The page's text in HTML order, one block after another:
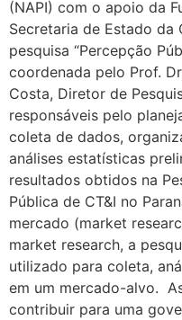
(NAPI) com o apoio da
Secretaria de Estado da
pesquisa “Percepção
coordenada pelo Prof.
Costa, Diretor de
responsáveis pelo
coleta de dados,
análises estatísticas
resultados obtidos na
Pública de CT&I no
mercado (market
market research, a
utilizado para coleta,
em um mercado-alvo.
contribuir para uma